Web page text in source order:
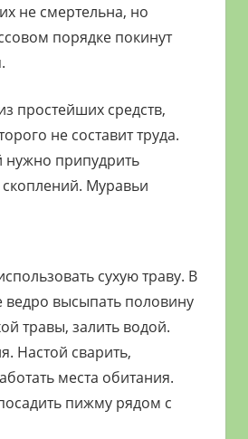
не смертельна, но
порядке покинут
простейших средств,
не составит труда.
нужно припудрить
Муравьи
сухую траву. В
ведро высыпать половину
травы, залить водой.
Настой сварить,
места обитания.
пижму рядом с